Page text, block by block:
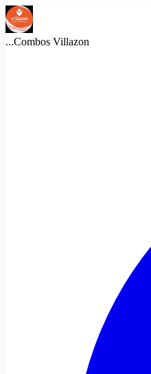
...Combos Villazon